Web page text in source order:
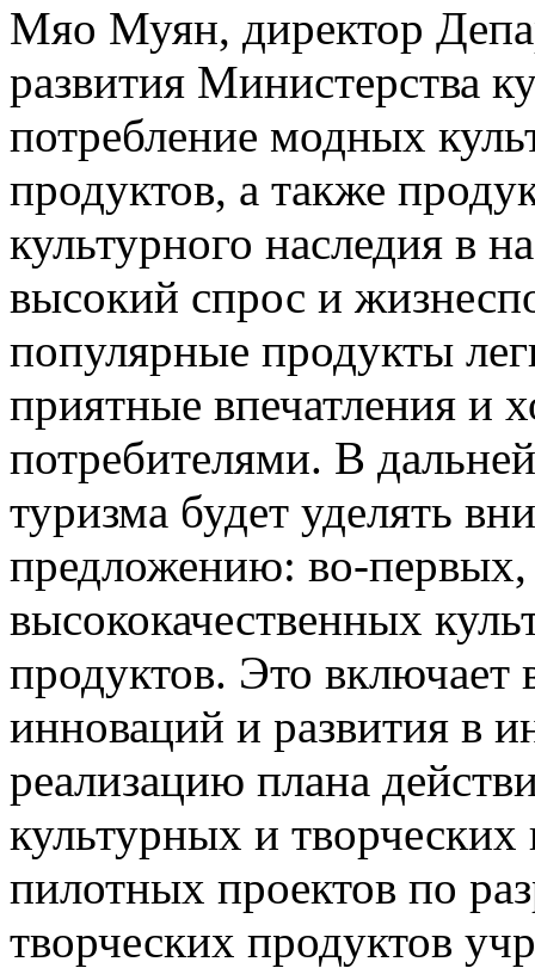
Мяо Муян, директор
развития Министерства
потребление модных
продуктов, а также
культурного наследия в
высокий спрос и
популярные продукты
приятные впечатления и
потребителями. В
туризма будет уделять
предложению: во-первых,
высококачественных
продуктов. Это включает
инноваций и развития в
реализацию плана
культурных и
пилотных проектов по
творческих продуктов